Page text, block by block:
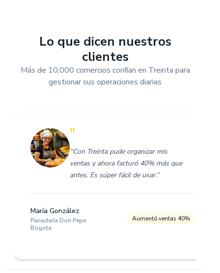
Lo que dicen nuestros
clientes
Más de 10,000 comercios confían en Treinta para
gestionar sus operaciones diarias
"
‘‘Con Treinta pude organizar mis
ventas y ahora facturó 40% más que
antes. Es súper fácil de usar.’’
María González
Panadería Don Pepe
Bogota
Aumentó ventas 40%